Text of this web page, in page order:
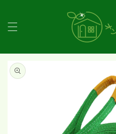
進む
商品情
報にス
キップ